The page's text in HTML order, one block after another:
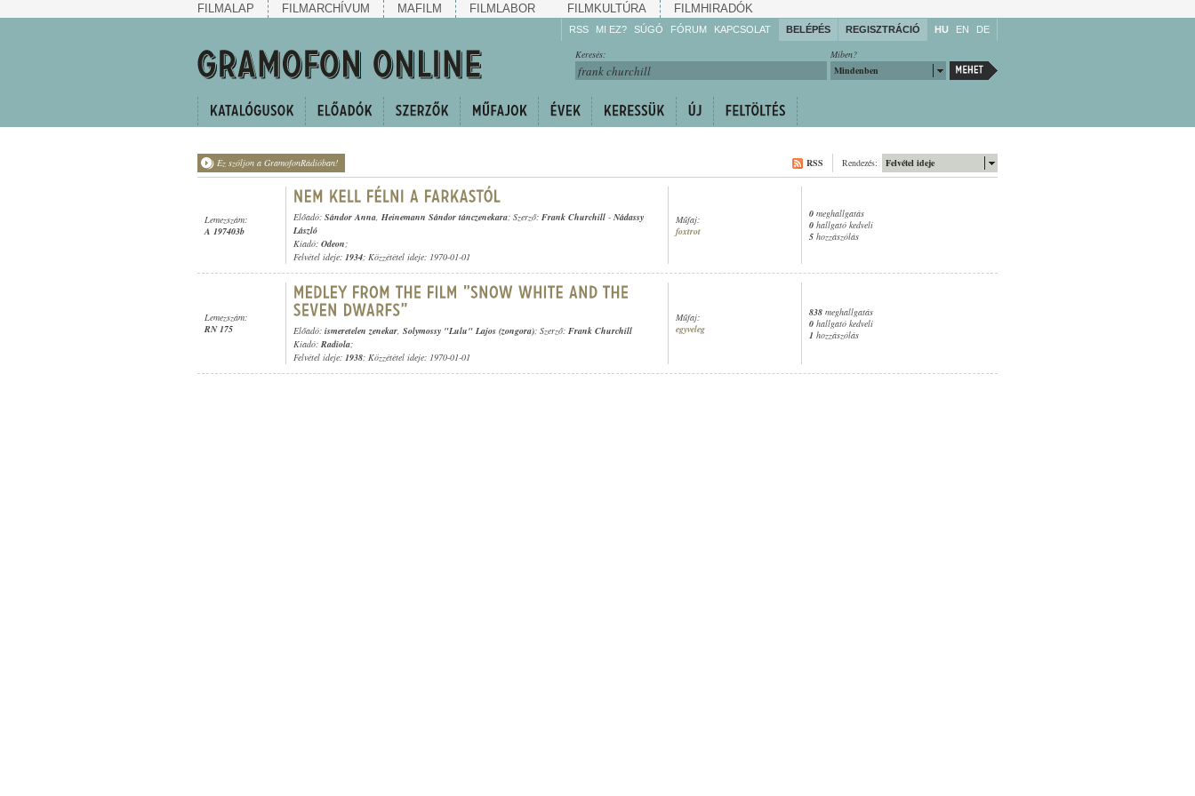
FILMALAP FILMARCHÍVUM MAFILM FILMLABOR FILMKULTÚRA FILMHIRADÓK
RSS MI EZ? SÚGÓ
Gyarapítsa!
Kövesse!
FÓRUM KAPCSOLAT BELÉPÉS REGISZTRÁCIÓ HU EN DE
Miben?
Mindenben
Keresés:
Ez szóljon a GramofonRádióban! Felvétel ideje
Rendezés:
RSS
Lemezszám:
A 197403b
Előadó: Sándor Anna, Heinemann Sándor tánczenekara; Szerző: Frank Churchill - Nádassy
László
Kiadó: Odeon;
Felvétel ideje: 1934; Közzététel ideje: 1970-01-01
Műfaj:
foxtrot
0 meghallgatás
0 hallgató kedveli
5 hozzászólás
Lemezszám:
RN 175
Előadó: ismeretelen zenekar, Solymossy "Lulu" Lajos (zongora); Szerző: Frank Churchill
Kiadó: Radiola;
Felvétel ideje: 1938; Közzététel ideje: 1970-01-01
Műfaj:
egyveleg
838 meghallgatás
0 hallgató kedveli
1 hozzászólás